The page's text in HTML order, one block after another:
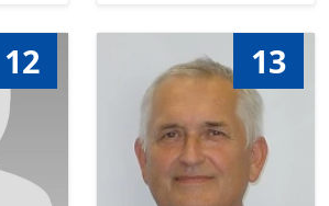
12 13